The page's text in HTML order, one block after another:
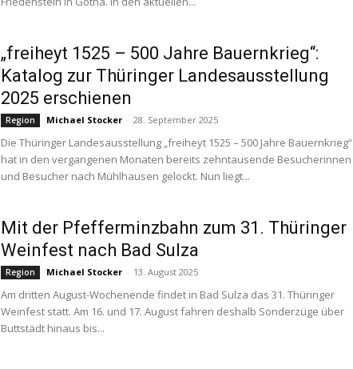
„freiheyt 1525 – 500 Jahre Bauernkrieg“:
Katalog zur Thüringer Landesausstellung
2025 erschienen
Region Michael Stocker - 28. September 2025
Die Thüringer Landesausstellung „freiheyt 1525 – 500 Jahre Bauernkrieg“
hat in den vergangenen Monaten bereits zehntausende Besucherinnen
und Besucher nach Mühlhausen gelockt. Nun liegt...
Mit der Pfefferminzbahn zum 31. Thüringer
Weinfest nach Bad Sulza
Region Michael Stocker - 13. August 2025
Am dritten August-Wochenende findet in Bad Sulza das 31. Thüringer
Weinfest statt. Am 16. und 17. August fahren deshalb Sonderzüge über
Buttstädt hinaus bis...